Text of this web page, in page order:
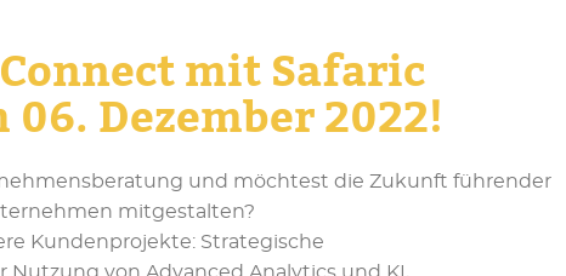
mit Safaric
Dezember 2022!
und möchtest die Zukunft führender
mitgestalten?
Kundenprojekte: Strategische
von Advanced Analytics und KI,